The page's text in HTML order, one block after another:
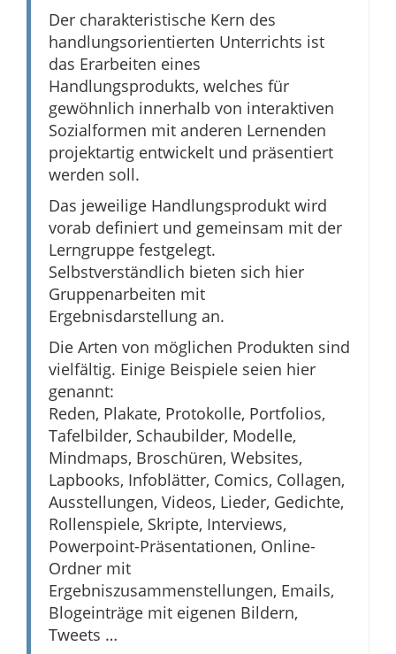
Der charakteristische Kern des
handlungsorientierten Unterrichts ist
das Erarbeiten eines
Handlungsprodukts, welches für
gewöhnlich innerhalb von interaktiven
Sozialformen mit anderen Lernenden
projektartig entwickelt und präsentiert
werden soll.
Das jeweilige Handlungsprodukt wird
vorab definiert und gemeinsam mit der
Lerngruppe festgelegt.
Selbstverständlich bieten sich hier
Gruppenarbeiten mit
Ergebnisdarstellung an.
Die Arten von möglichen Produkten sind
vielfältig. Einige Beispiele seien hier
genannt:
Reden, Plakate, Protokolle, Portfolios,
Tafelbilder, Schaubilder, Modelle,
Mindmaps, Broschüren, Websites,
Lapbooks, Infoblätter, Comics, Collagen,
Ausstellungen, Videos, Lieder, Gedichte,
Rollenspiele, Skripte, Interviews,
Powerpoint-Präsentationen, Online-
Ordner mit
Ergebniszusammenstellungen, Emails,
Blogeinträge mit eigenen Bildern,
Tweets …